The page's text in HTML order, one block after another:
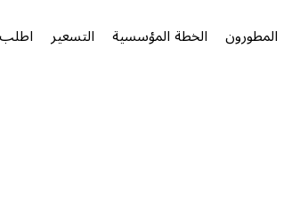
المطورون الخطة المؤسسية التسعير